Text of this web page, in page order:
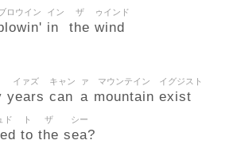
ロウイン
in
イン
the
ザ
wind
ゥインド
years
イァズ
can
キャン
a
ァ
mountain
マウンテイン
exist
イグジスト
ド
to
ト
the
ザ
sea?
シー